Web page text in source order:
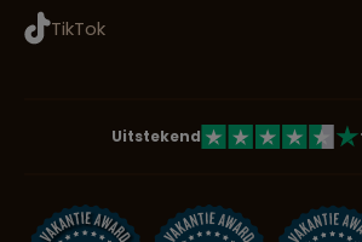
TikTok
Uitstekend